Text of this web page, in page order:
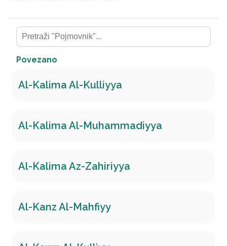
Povezano
Al-Kalima Al-Kulliyya
Al-Kalima Al-Muhammadiyya
Al-Kalima Az-Zahiriyya
Al-Kanz Al-Mahfiyy